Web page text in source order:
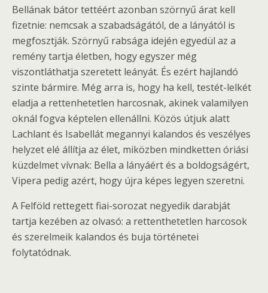
Bellának bátor tettéért azonban szörnyű árat kell
fizetnie: nemcsak a szabadságától, de a lányától is
megfosztják. Szörnyű rabsága idején egyedül az a
remény tartja életben, hogy egyszer még
viszontláthatja szeretett leányát. És ezért hajlandó
szinte bármire. Még arra is, hogy ha kell, testét-lelkét
eladja a rettenhetetlen harcosnak, akinek valamilyen
oknál fogva képtelen ellenállni. Közös útjuk alatt
Lachlant és Isabellát megannyi kalandos és veszélyes
helyzet elé állítja az élet, miközben mindketten óriási
küzdelmet vívnak: Bella a lányáért és a boldogságért,
Vipera pedig azért, hogy újra képes legyen szeretni.
A Felföld rettegett fiai-sorozat negyedik darabját
tartja kezében az olvasó: a rettenthetetlen harcosok
és szerelmeik kalandos és buja történetei
folytatódnak.